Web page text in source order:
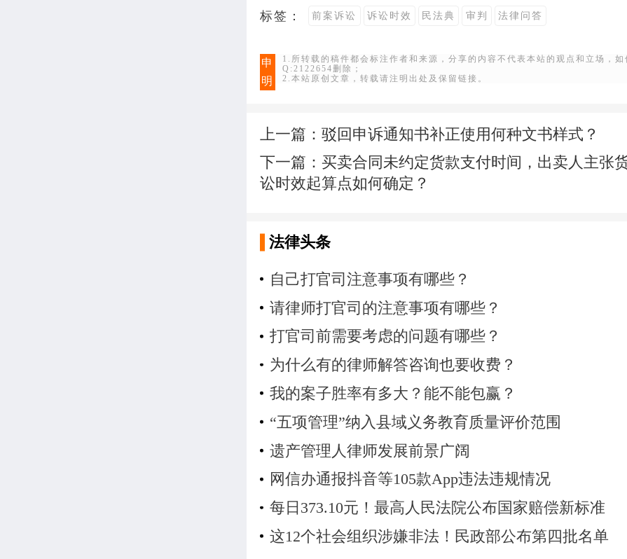
标签： 前案诉讼 诉讼时效 民法典 审判 法律问答
申
明
1.所转载的稿件都会标注作者和来源，分享的内容不代表本站的观点和立场，如
Q:2122654删除；
2.本站原创文章，转载请注明出处及保留链接。
上一篇：驳回申诉通知书补正使用何种文书样式？
下一篇：买卖合同未约定货款支付时间，出卖人主张
讼时效起算点如何确定？
法律头条
自己打官司注意事项有哪些？
请律师打官司的注意事项有哪些？
打官司前需要考虑的问题有哪些？
为什么有的律师解答咨询也要收费？
我的案子胜率有多大？能不能包赢？
“五项管理”纳入县域义务教育质量评价范围
遗产管理人律师发展前景广阔
网信办通报抖音等105款App违法违规情况
每日373.10元！最高人民法院公布国家赔偿新标准
这12个社会组织涉嫌非法！民政部公布第四批名单